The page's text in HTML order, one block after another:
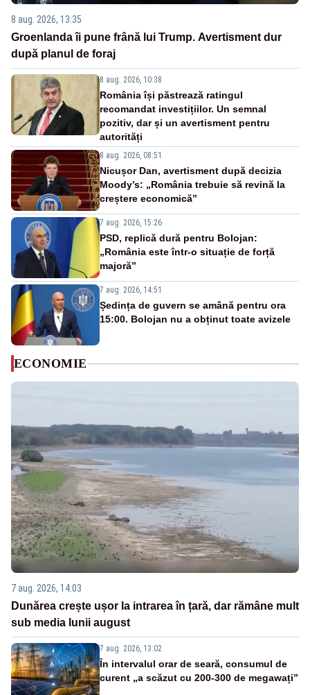
8 aug. 2026, 13:35
Groenlanda îi pune frână lui Trump. Avertisment dur
după planul de foraj
8 aug. 2026, 10:38
România își păstrează ratingul
recomandat investițiilor. Un semnal
pozitiv, dar și un avertisment pentru
autorități
8 aug. 2026, 08:51
Nicușor Dan, avertisment după decizia
Moody’s: „România trebuie să revină la
creștere economică”
7 aug. 2026, 15:26
PSD, replică dură pentru Bolojan:
„România este într-o situație de forță
majoră”
7 aug. 2026, 14:51
Ședința de guvern se amână pentru ora
15:00. Bolojan nu a obținut toate avizele
ECONOMIE
7 aug. 2026, 14:03
Dunărea crește ușor la intrarea în țară, dar rămâne mult
sub media lunii august
7 aug. 2026, 13:02
În intervalul orar de seară, consumul de
curent „a scăzut cu 200-300 de megawați”